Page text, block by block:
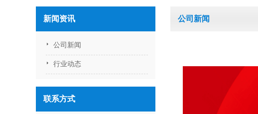
新闻资讯
公司新闻
行业动态
联系方式
公司新闻